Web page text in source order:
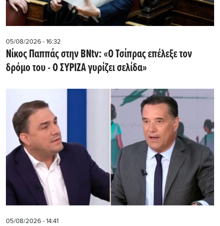
05/08/2026 - 16:32
Νίκος Παππάς στην BNtv: «Ο Τσίπρας επέλεξε τον
δρόμο του - Ο ΣΥΡΙΖΑ γυρίζει σελίδα»
05/08/2026 - 14:41